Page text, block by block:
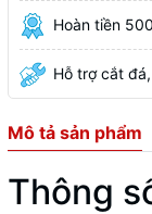
Hoàn tiền
Hỗ trợ cắt
Mô tả sản phẩm
Thông